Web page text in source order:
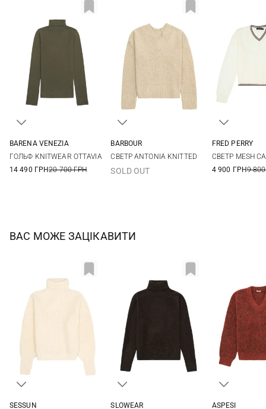
BARENA VENEZIA
ГОЛЬФ KNITWEAR OTTAVIA
14 490 ГРН20 700 ГРН
BARBOUR
СВЕТР ANTONIA KNITTED
SOLD OUT
FRED PERRY
СВЕТР MESH
4 900 ГРН9
ВАС МОЖЕ ЗАЦІКАВИТИ
SESSUN
SLOWEAR
ASPESI